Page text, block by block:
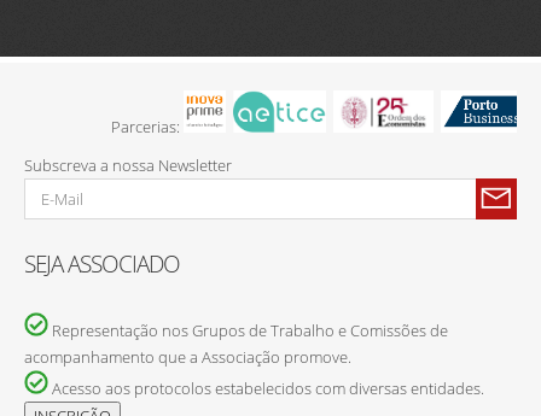
Parcerias:
Subscreva a nossa Newsletter
SEJA ASSOCIADO
Representação nos Grupos de Trabalho e Comissões de
acompanhamento que a Associação promove.
Acesso aos protocolos estabelecidos com diversas entidades.